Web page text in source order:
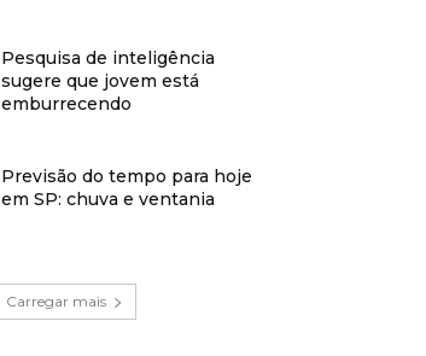
Pesquisa de inteligência
sugere que jovem está
emburrecendo
Previsão do tempo para hoje
em SP: chuva e ventania
Carregar mais